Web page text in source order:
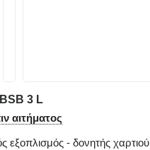
3 L
αιτήματος
εξοπλισμός - δονητής χαρτιού